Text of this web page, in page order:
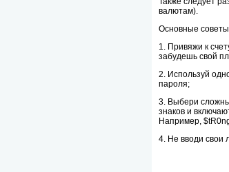
валютам).
Основные
1. Привяжи к
забудешь свой
2. Используй
пароля;
3. Выбери
знаков и
Например,
4. Не вводи свои